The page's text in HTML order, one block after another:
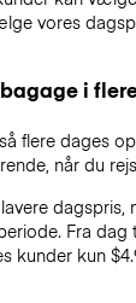
vores
i
flere dages
når du
dagspris,
Fra dag
kunder kun